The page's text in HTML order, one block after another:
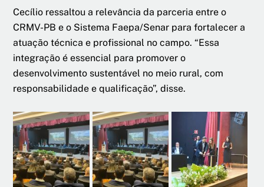
Cecílio ressaltou a relevância da parceria entre o
CRMV-PB e o Sistema Faepa/Senar para fortalecer a
atuação técnica e profissional no campo. “Essa
integração é essencial para promover o
desenvolvimento sustentável no meio rural, com
responsabilidade e qualificação”, disse.